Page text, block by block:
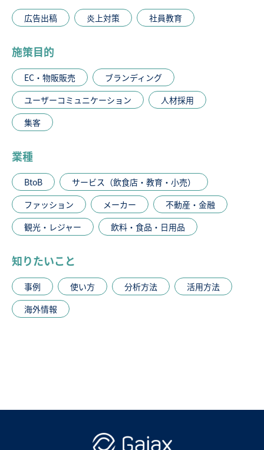
広告出稿 炎上対策 社員教育
施策目的
EC・物販販売
ブランディング
ユーザーコミュニケーション
人材採用
集客
業種
BtoB
サービス（飲食店・教育・小売）
ファッション
メーカー
不動産・金融
観光・レジャー
飲料・食品・日用品
知りたいこと
事例 使い方 分析方法
活用方法
海外情報